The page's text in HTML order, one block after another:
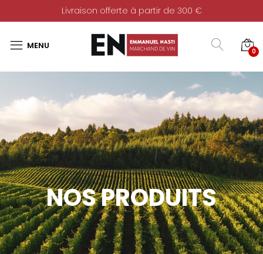
Livraison offerte à partir de 300 €
0
NOS PRODUITS